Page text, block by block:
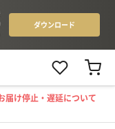
届け停止・遅延について